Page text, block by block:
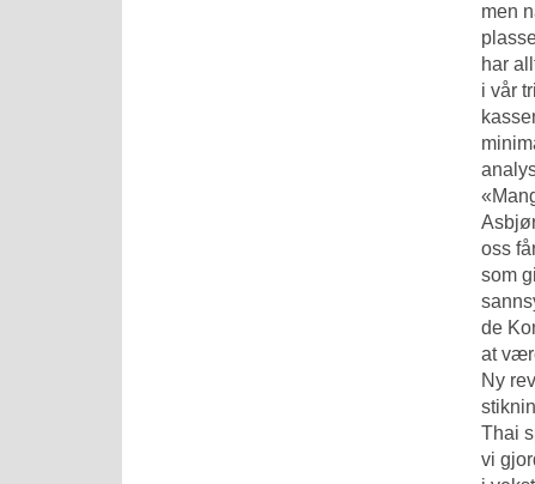
men
har
i vår
oss
som
de
at
Ny
Thai
vi